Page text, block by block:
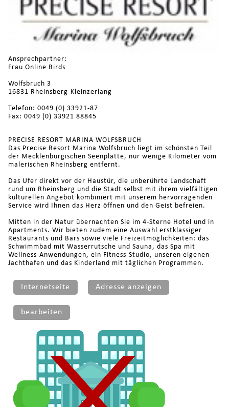
Ansprechpartner:
Frau Online Birds
Wolfsbruch 3
16831 Rheinsberg-Kleinzerlang
Telefon: 0049 (0) 33921-87
Fax: 0049 (0) 33921 88845
PRECISE RESORT MARINA WOLFSBRUCH
Das Precise Resort Marina Wolfsbruch liegt im schönsten Teil
der Mecklenburgischen Seenplatte, nur wenige Kilometer vom
malerischen Rheinsberg entfernt.
Das Ufer direkt vor der Haustür, die unberührte Landschaft
rund um Rheinsberg und die Stadt selbst mit ihrem vielfältigen
kulturellen Angebot kombiniert mit unserem hervorragenden
Service wird Ihnen das Herz öffnen und den Geist befreien.
Mitten in der Natur übernachten Sie im 4-Sterne Hotel und in
Apartments. Wir bieten zudem eine Auswahl erstklassiger
Restaurants und Bars sowie viele Freizeitmöglichkeiten: das
Schwimmbad mit Wasserrutsche und Sauna, das Spa mit
Wellness-Anwendungen, ein Fitness-Studio, unseren eigenen
Jachthafen und das Kinderland mit täglichen Programmen.
Internetseite Adresse anzeigen
bearbeiten